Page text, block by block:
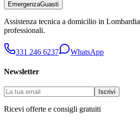
EmergenzaGuasti
Assistenza tecnica a domicilio in Lombardia
professionali.
331 246 6237 WhatsApp
Newsletter
Iscrivi
Ricevi offerte e consigli gratuiti